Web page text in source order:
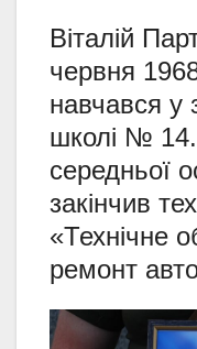
Віталій
червня
навчався у
школі № 14.
середньої
закінчив
«Технічне
ремонт